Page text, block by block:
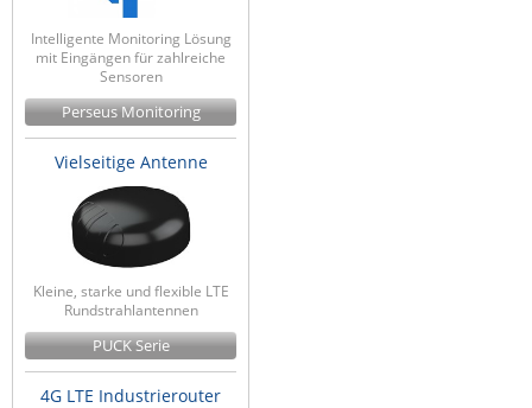
Intelligente Monitoring Lösung
mit Eingängen für zahlreiche
Sensoren
Perseus Monitoring
Vielseitige Antenne
Kleine, starke und flexible LTE
Rundstrahlantennen
PUCK Serie
4G LTE Industrierouter